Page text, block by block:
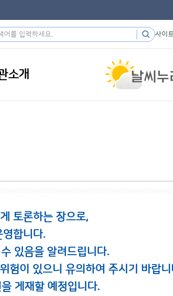
사이
소개
토론하는 장으로,
합니다.
있음을 알려드립니다.
험이 있으니 유의하여 주시기 바랍니
게재할 예정입니다.